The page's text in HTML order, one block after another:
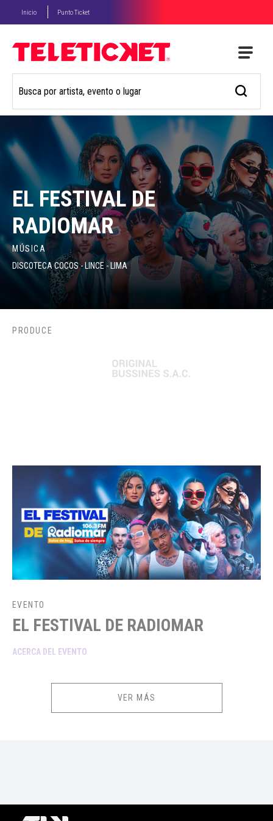
Inicio Punto Ticket
EL FESTIVAL DE
RADIOMAR
MÚSICA
DISCOTECA COCOS - LINCE - LIMA
PRODUCE
EVENTO
EL FESTIVAL DE RADIOMAR
ACERCA DEL EVENTO
Con las presentaciones de: Daniela Darcourt, Brunella Torpoco, Son
tentación, Yahaira Plasencia, Leslie Shaw, JP “El chamaco”, Alvaro Rod,
Jeinson Manuel y Antonio Cartagena.
BOX PLATINUM 1ER PISO (10 PERSONAS):
VER MÁS